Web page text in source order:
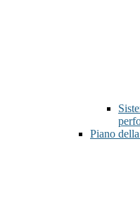
Piano